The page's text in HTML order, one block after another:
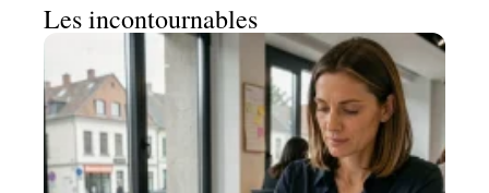
Les incontournables